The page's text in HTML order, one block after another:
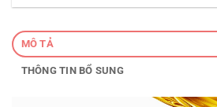
MÔ TẢ
THÔNG TIN BỔ SUNG